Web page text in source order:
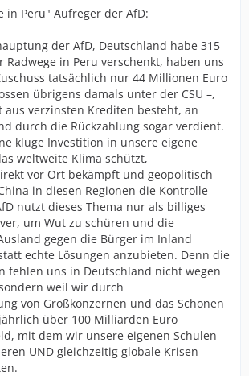
in Peru" Aufreger der AfD:
der AfD, Deutschland habe 315
in Peru verschenkt, haben uns
tatsächlich nur 44 Millionen Euro
übrigens damals unter der CSU –,
aus verzinsten Krediten besteht, an
durch die Rückzahlung sogar verdient.
kluge Investition in unsere eigene
weltweite Klima schützt,
vor Ort bekämpft und geopolitisch
in diesen Regionen die Kontrolle
nutzt dieses Thema nur als billiges
um Wut zu schüren und die
gegen die Bürger im Inland
echte Lösungen anzubieten. Denn die
fehlen uns in Deutschland nicht wegen
weil wir durch
von Großkonzernen und das Schonen
über 100 Milliarden Euro
mit dem wir unsere eigenen Schulen
UND gleichzeitig globale Krisen